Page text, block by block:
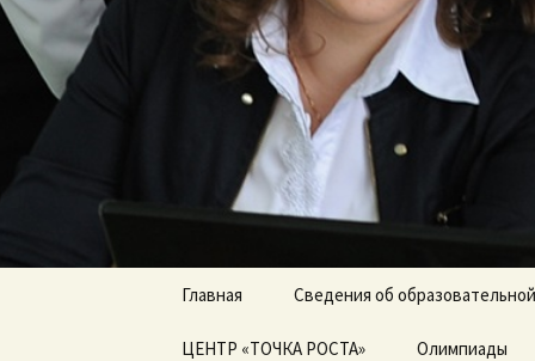
содержимому
Главная Сведения об
Основные сведения
ЦЕНТР «ТОЧКА РОСТА» Олимпиады